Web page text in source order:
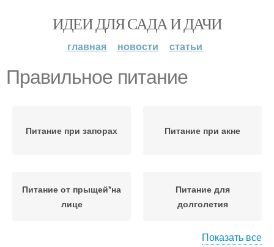
ИДЕИ ДЛЯ САДА И ДАЧИ
главная новости статьи
Правильное питание
Питание при запорах Питание при акне
Питание от прыщей*на
лице
Питание для
долголетия
Показать все